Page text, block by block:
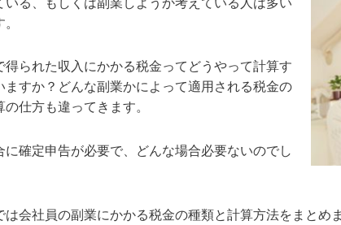
得られた収入にかかる税金ってどうやって計算す
ますか？どんな副業かによって適用される税金の
の仕方も違ってきます。
に確定申告が必要で、どんな場合必要ないのでし
は会社員の副業にかかる税金の種類と計算方法をまとめ